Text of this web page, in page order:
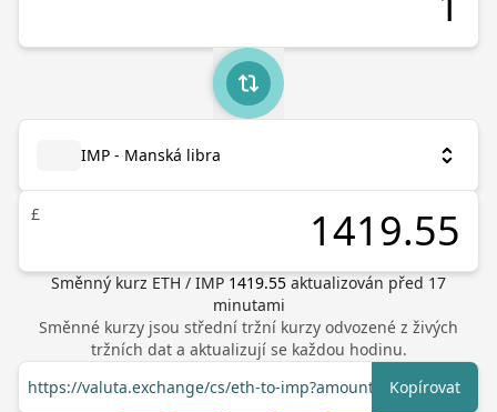
IMP - Manská libra
£
Směnný kurz ETH / IMP 1419.55 aktualizován před 17
minutami
Směnné kurzy jsou střední tržní kurzy odvozené z živých
tržních dat a aktualizují se každou hodinu.
https://valuta.exchange/cs/eth-to-imp?amount=1Kopírovat